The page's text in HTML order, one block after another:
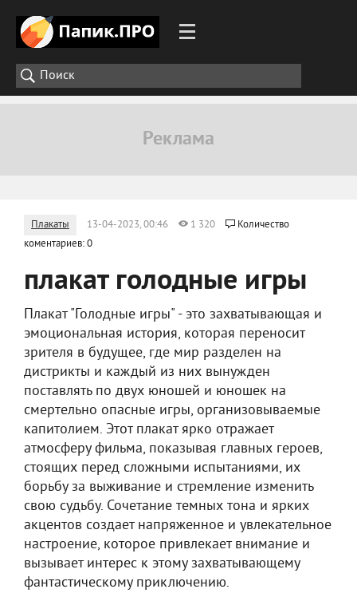
Плакаты 13-04-2023, 00:46 1 320
Количество
коментариев: 0
плакат голодные игры
Плакат "Голодные игры" - это захватывающая и
эмоциональная история, которая переносит
зрителя в будущее, где мир разделен на
дистрикты и каждый из них вынужден
поставлять по двух юношей и юношек на
смертельно опасные игры, организовываемые
капитолием. Этот плакат ярко отражает
атмосферу фильма, показывая главных героев,
стоящих перед сложными испытаниями, их
борьбу за выживание и стремление изменить
свою судьбу. Сочетание темных тона и ярких
акцентов создает напряженное и увлекательное
настроение, которое привлекает внимание и
вызывает интерес к этому захватывающему
фантастическому приключению.